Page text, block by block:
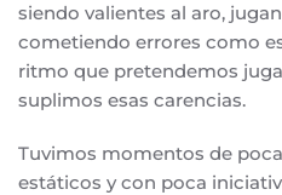
siendo valientes al aro,
cometiendo errores como
ritmo que pretendemos
suplimos esas carencias.
Tuvimos momentos de
estáticos y con poca